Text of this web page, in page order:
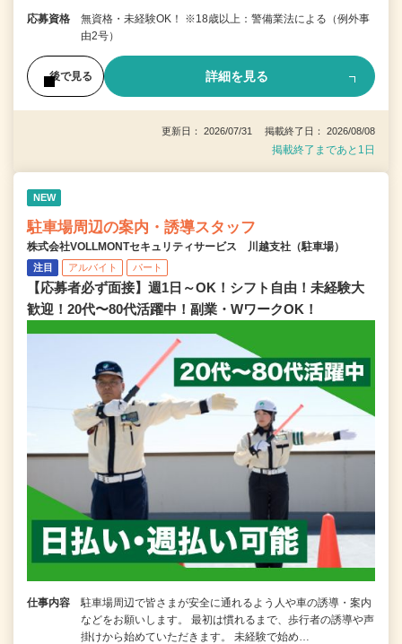
応募資格
無資格・未経験OK！ ※18歳以上：警備業法による（例外事
由2号）
後で見る 詳細を見る
更新日： 2026/07/31 掲載終了日： 2026/08/08
掲載終了まであと1日
NEW
駐車場周辺の案内・誘導スタッフ
株式会社VOLLMONTセキュリティサービス 川越支社（駐車場）
注目 アルバイト パート
【応募者必ず面接】週1日～OK！シフト自由！未経験大
歓迎！20代〜80代活躍中！副業・WワークOK！
仕事内容
駐車場周辺で皆さまが安全に通れるよう人や車の誘導・案内
などをお願いします。 最初は慣れるまで、歩行者の誘導や声
掛けから始めていただきます。 未経験で始め…